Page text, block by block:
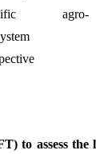
agro-
to assess the